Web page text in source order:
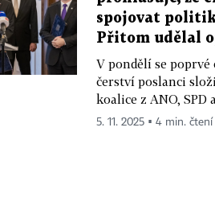
spojovat
Přitom udělal
V pondělí se poprvé
čerství poslanci
koalice z ANO, SPD
5. 11. 2025 ▪ 4 min. čtení